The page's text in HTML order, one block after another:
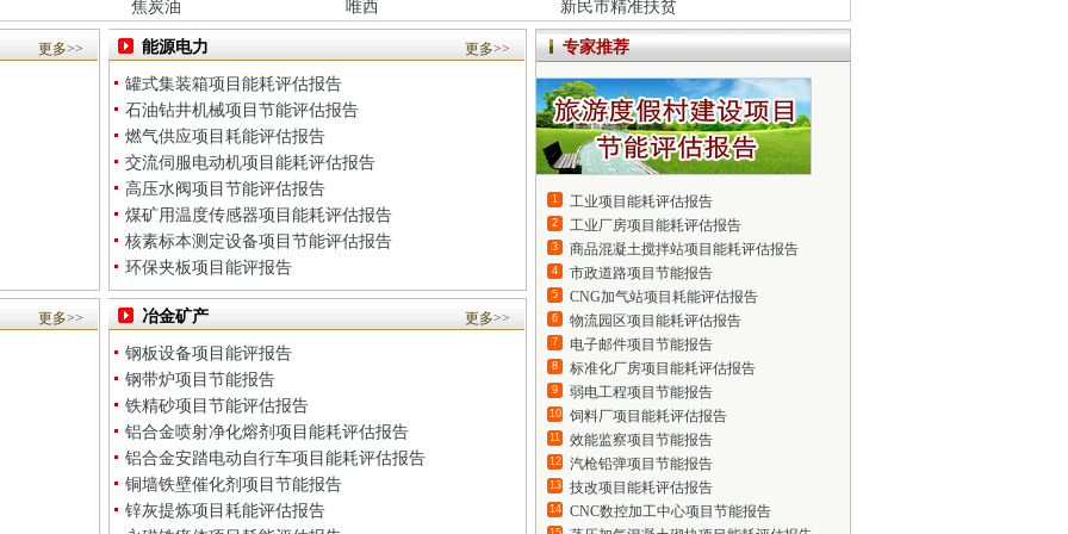
焦炭油 唯西 新民市精准扶贫
更多>> 能源电力 更多>>
罐式集装箱项目能耗评估报告
石油钻井机械项目节能评估报告
燃气供应项目耗能评估报告
交流伺服电动机项目能耗评估报告
高压水阀项目节能评估报告
煤矿用温度传感器项目能耗评估报告
核素标本测定设备项目节能评估报告
环保夹板项目能评报告
更多>> 冶金矿产 更多>>
钢板设备项目能评报告
钢带炉项目节能报告
铁精砂项目节能评估报告
铝合金喷射净化熔剂项目能耗评估报告
铝合金安踏电动自行车项目能耗评估报告
铜墙铁壁催化剂项目节能报告
锌灰提炼项目耗能评估报告
专家推荐
1 工业项目能耗评估报告
2 工业厂房项目能耗评估报告
3 商品混凝土搅拌站项目能耗评估报告
4 市政道路项目节能报告
5 CNG加气站项目耗能评估报告
6 物流园区项目能耗评估报告
7 电子邮件项目节能报告
8 标准化厂房项目能耗评估报告
9 弱电工程项目节能报告
10 饲料厂项目能耗评估报告
11 效能监察项目节能报告
12 汽枪铅弹项目节能报告
13 技改项目能耗评估报告
14 CNC数控加工中心项目节能报告